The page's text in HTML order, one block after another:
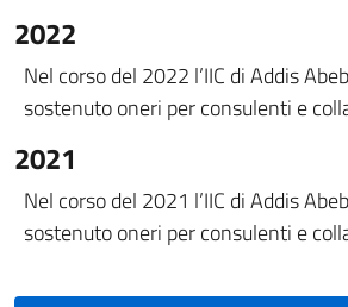
2022
Nel corso del 2022 l’IIC di Addis
sostenuto oneri per consulenti e
2021
Nel corso del 2021 l’IIC di Addis
sostenuto oneri per consulenti e